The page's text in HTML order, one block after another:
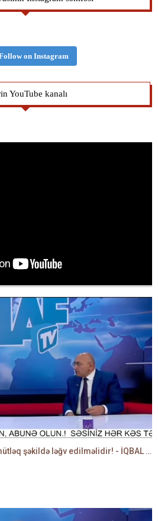
on Instagram
YouTube kanalı
Qaza, işığa qoyulan limit mütləq şəkildə ləğv edilməlidir! - İQBAL AĞAZADƏ